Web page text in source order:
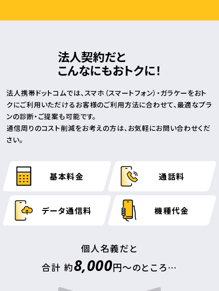
法人契約だと
こんなにもおトクに！
法人携帯ドットコムでは、スマホ（スマートフォン）・ガラケーをおト
クにご利用いただける お客様のご利用方法に合わせて、最適なプラ
ンの診断・ご提案も可能です。
通信周りのコスト削減をお考えの方は、お気軽にお問い合わせくだ
さい。
基本料金 通話料
データ通信料 機種代金
個人名義だと
合計 約8,000円～のところ…